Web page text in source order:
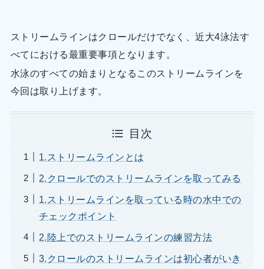
ストリームラインはクロールだけでなく、近大4泳法す
べてにおける最重要事項となります。
水泳のすべての始まりとなるこのストリームラインを
今回は取り上げます。
目次
1.ストリームラインとは
2.クロールでのストリームラインを取ってみる
1.ストリームラインを取っている時の水中での
チェックポイント
2.陸上でのストリームラインの練習方法
3.クロールのストリームラインは初心者がいき